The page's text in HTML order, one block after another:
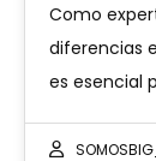
Como
diferencias
es esencial